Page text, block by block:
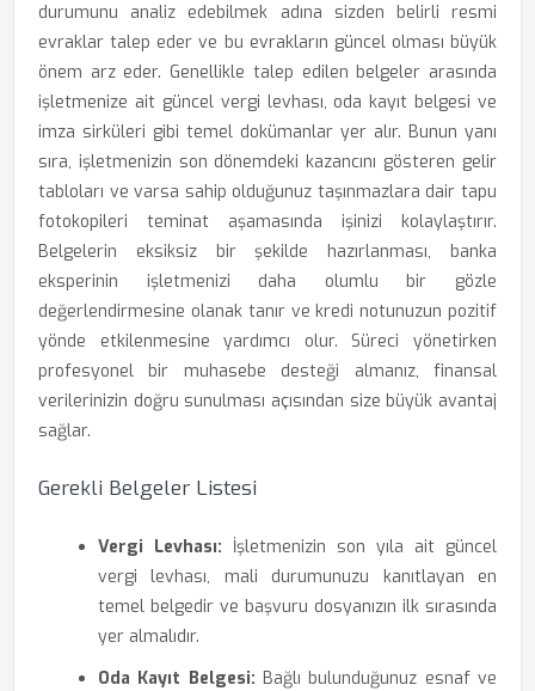
durumunu analiz edebilmek adına sizden belirli resmi
evraklar talep eder ve bu evrakların güncel olması büyük
önem arz eder. Genellikle talep edilen belgeler arasında
işletmenize ait güncel vergi levhası, oda kayıt belgesi ve
imza sirküleri gibi temel dokümanlar yer alır. Bunun yanı
sıra, işletmenizin son dönemdeki kazancını gösteren gelir
tabloları ve varsa sahip olduğunuz taşınmazlara dair tapu
fotokopileri teminat aşamasında işinizi kolaylaştırır.
Belgelerin eksiksiz bir şekilde hazırlanması, banka
eksperinin işletmenizi daha olumlu bir gözle
değerlendirmesine olanak tanır ve kredi notunuzun pozitif
yönde etkilenmesine yardımcı olur. Süreci yönetirken
profesyonel bir muhasebe desteği almanız, finansal
verilerinizin doğru sunulması açısından size büyük avantaj
sağlar.
Gerekli Belgeler Listesi
Vergi Levhası: İşletmenizin son yıla ait güncel
vergi levhası, mali durumunuzu kanıtlayan en
temel belgedir ve başvuru dosyanızın ilk sırasında
yer almalıdır.
Oda Kayıt Belgesi: Bağlı bulunduğunuz esnaf ve